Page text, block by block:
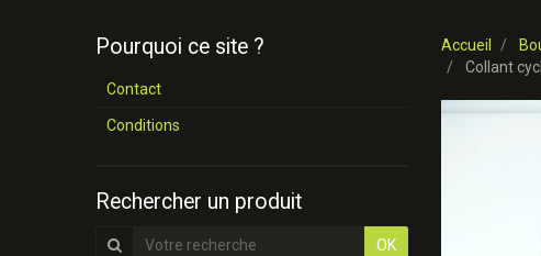
Accueil
Collant
Pourquoi ce site ?
Contact
Conditions
Rechercher un produit
OK